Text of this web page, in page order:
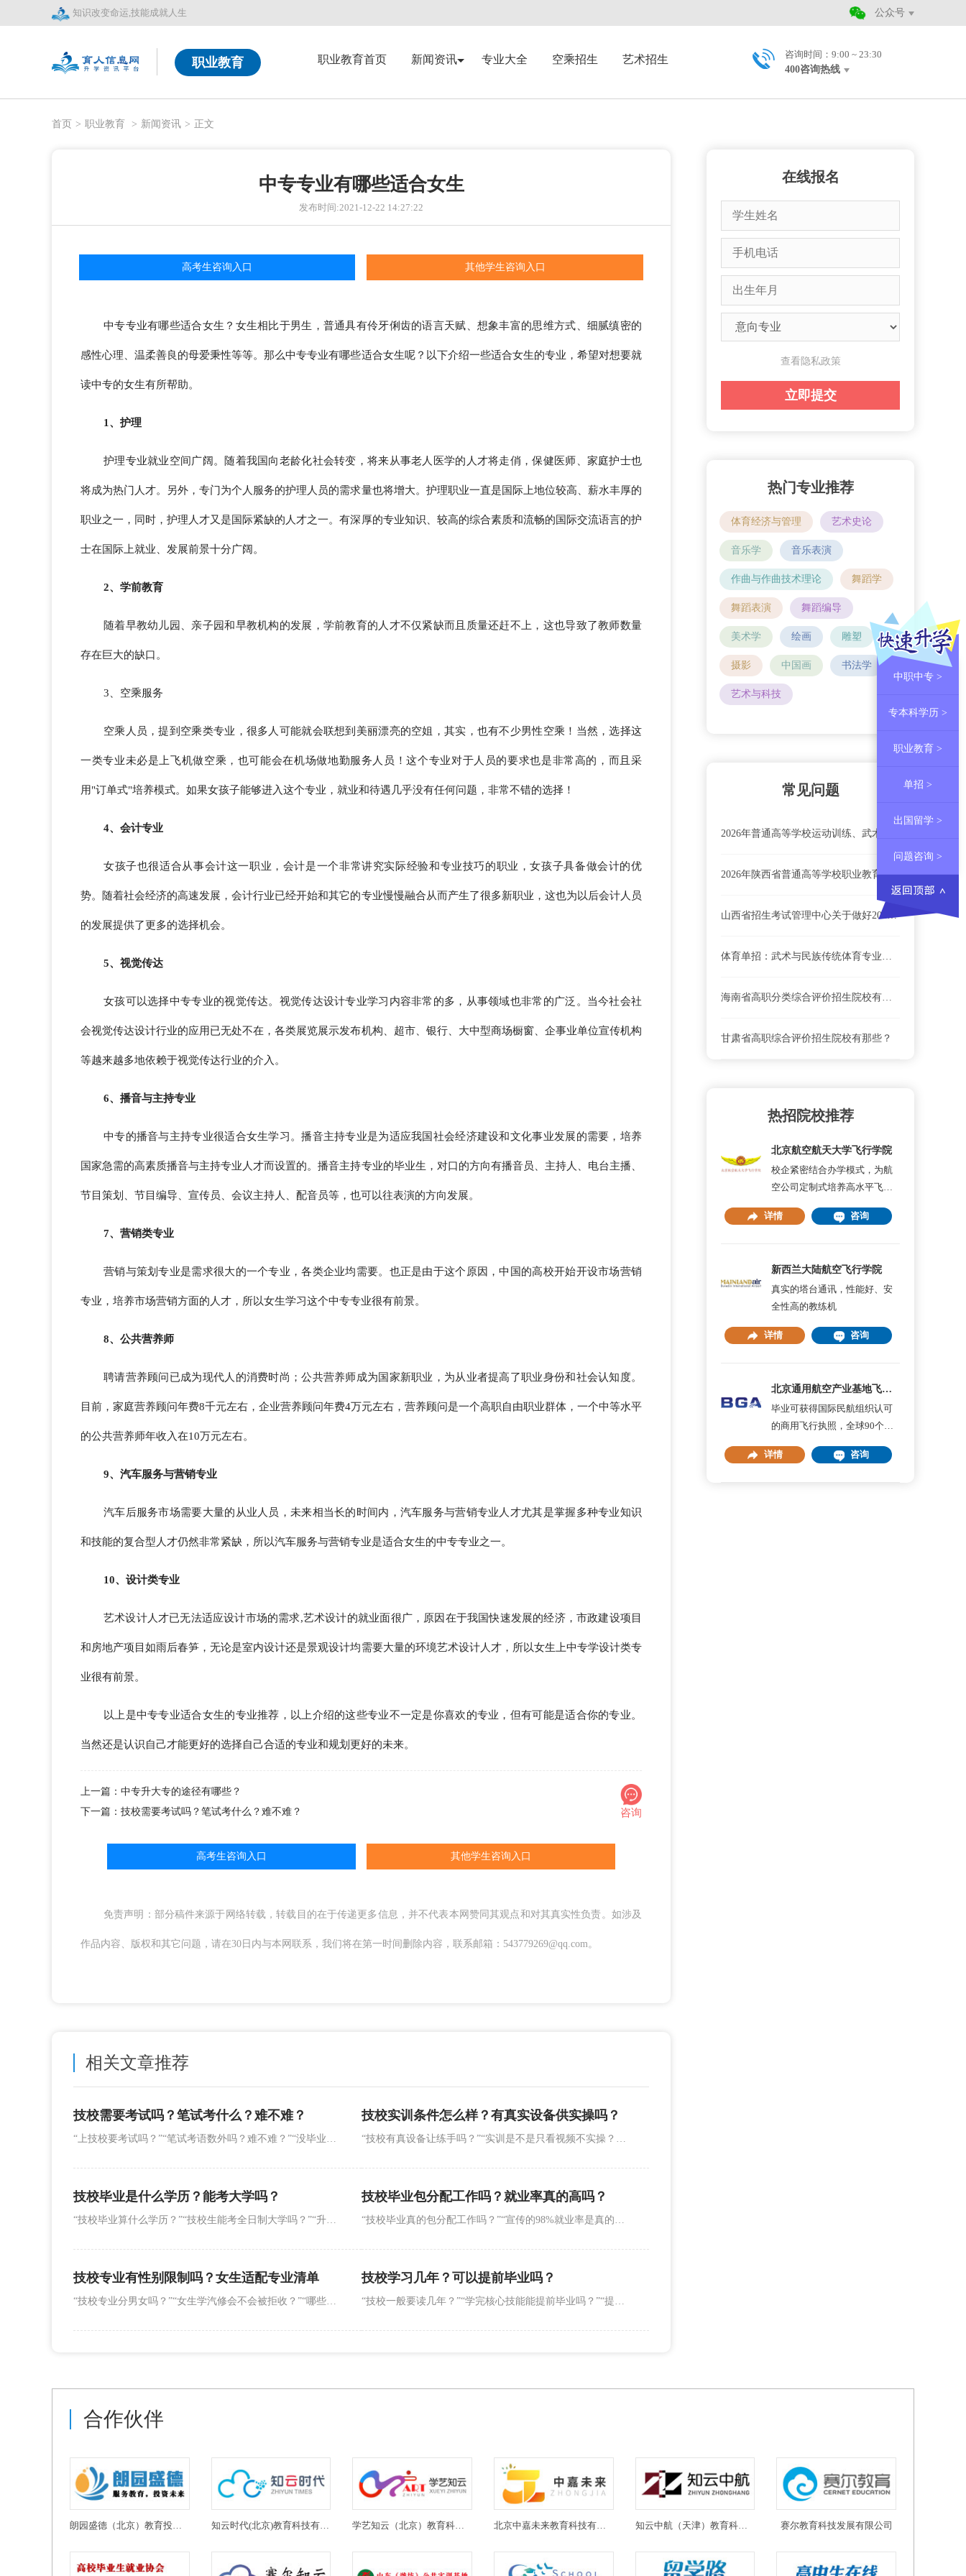
知识改变命运,技能成就人生 公众号
职业教育 职业教育首页 新闻资讯 专业大全 空乘招生 艺术招生
咨询时间：9:00 ~ 23:30
400咨询热线
首页 > 职业教育 > 新闻资讯 > 正文
中专专业有哪些适合女生
发布时间:2021-12-22 14:27:22
高考生咨询入口 其他学生咨询入口
中专专业有哪些适合女生？女生相比于男生，普通具有伶牙俐齿的语言天赋、想象丰富的思维方式、细腻缜密的
感性心理、温柔善良的母爱秉性等等。那么中专专业有哪些适合女生呢？以下介绍一些适合女生的专业，希望对想要就
读中专的女生有所帮助。
1、护理
护理专业就业空间广阔。随着我国向老龄化社会转变，将来从事老人医学的人才将走俏，保健医师、家庭护士也
将成为热门人才。另外，专门为个人服务的护理人员的需求量也将增大。护理职业一直是国际上地位较高、薪水丰厚的
职业之一，同时，护理人才又是国际紧缺的人才之一。有深厚的专业知识、较高的综合素质和流畅的国际交流语言的护
士在国际上就业、发展前景十分广阔。
2、学前教育
随着早教幼儿园、亲子园和早教机构的发展，学前教育的人才不仅紧缺而且质量还赶不上，这也导致了教师数量
存在巨大的缺口。
3、空乘服务
空乘人员，提到空乘类专业，很多人可能就会联想到美丽漂亮的空姐，其实，也有不少男性空乘！当然，选择这
一类专业未必是上飞机做空乘，也可能会在机场做地勤服务人员！这个专业对于人员的要求也是非常高的，而且采
用"订单式"培养模式。如果女孩子能够进入这个专业，就业和待遇几乎没有任何问题，非常不错的选择！
4、会计专业
女孩子也很适合从事会计这一职业，会计是一个非常讲究实际经验和专业技巧的职业，女孩子具备做会计的优
势。随着社会经济的高速发展，会计行业已经开始和其它的专业慢慢融合从而产生了很多新职业，这也为以后会计人员
的发展提供了更多的选择机会。
5、视觉传达
女孩可以选择中专专业的视觉传达。视觉传达设计专业学习内容非常的多，从事领域也非常的广泛。当今社会社
会视觉传达设计行业的应用已无处不在，各类展览展示发布机构、超市、银行、大中型商场橱窗、企事业单位宣传机构
等越来越多地依赖于视觉传达行业的介入。
6、播音与主持专业
中专的播音与主持专业很适合女生学习。播音主持专业是为适应我国社会经济建设和文化事业发展的需要，培养
国家急需的高素质播音与主持专业人才而设置的。播音主持专业的毕业生，对口的方向有播音员、主持人、电台主播、
节目策划、节目编导、宣传员、会议主持人、配音员等，也可以往表演的方向发展。
7、营销类专业
营销与策划专业是需求很大的一个专业，各类企业均需要。也正是由于这个原因，中国的高校开始开设市场营销
专业，培养市场营销方面的人才，所以女生学习这个中专专业很有前景。
8、公共营养师
聘请营养顾问已成为现代人的消费时尚；公共营养师成为国家新职业，为从业者提高了职业身份和社会认知度。
目前，家庭营养顾问年费8千元左右，企业营养顾问年费4万元左右，营养顾问是一个高职自由职业群体，一个中等水平
的公共营养师年收入在10万元左右。
9、汽车服务与营销专业
汽车后服务市场需要大量的从业人员，未来相当长的时间内，汽车服务与营销专业人才尤其是掌握多种专业知识
和技能的复合型人才仍然非常紧缺，所以汽车服务与营销专业是适合女生的中专专业之一。
10、设计类专业
艺术设计人才已无法适应设计市场的需求,艺术设计的就业面很广，原因在于我国快速发展的经济，市政建设项目
和房地产项目如雨后春笋，无论是室内设计还是景观设计均需要大量的环境艺术设计人才，所以女生上中专学设计类专
业很有前景。
以上是中专专业适合女生的专业推荐，以上介绍的这些专业不一定是你喜欢的专业，但有可能是适合你的专业。
当然还是认识自己才能更好的选择自己合适的专业和规划更好的未来。
上一篇：中专升大专的途径有哪些？
下一篇：技校需要考试吗？笔试考什么？难不难？
咨询
高考生咨询入口 其他学生咨询入口
免责声明：部分稿件来源于网络转载，转载目的在于传递更多信息，并不代表本网赞同其观点和对其真实性负责。如涉及
作品内容、版权和其它问题，请在30日内与本网联系，我们将在第一时间删除内容，联系邮箱：543779269@qq.com。
相关文章推荐
技校需要考试吗？笔试考什么？难不难？
“上技校要考试吗？”“笔试考语数外吗？难不难？”“没毕业能考吗？”这是考生和家长报考技校时最关心的准入问题。实则技校并非“零门槛”，但考试难度远低于普高和中考，且侧重“基础能力+专业适配”。2024年调研显示，90%的技校有入学考核，其中70%以笔试+面试结合形式进行，仅少数技能拔尖者可免试。
技校实训条件怎么样？有真实设备供实操吗？
“技校有真设备让练手吗？”“实训是不是只看视频不实操？”“设备是不是都是淘汰的旧机器？”这是考生和家长考察技校时最关心的核心问题。实则正规技校的实训条件远超“看视频、用模型”的刻板印象，多数优质技校配备与企业同步的真实设备，实操课时占比超50%。2024年调研显示，80%的公办技校和70%的优质民办技校，实训设备能满足“一人一机”实操需求，设备更新周期与行业同步。
技校毕业是什么学历？能考大学吗？
“技校毕业算什么学历？”“技校生能考全日制大学吗？”“升学只能选专科吗？”这是技校生和家长最关心的学历与升学问题。实则技校毕业学历分“学历教育”和“非学历教育”两类，且升学通道早已多元化，不仅能考专科，更能通过职教高考冲刺本科。2024年数据显示，全国技校生升学比例达38%，其中23%成功考入本科院校。
技校毕业包分配工作吗？就业率真的高吗？
“技校毕业真的包分配工作吗？”“宣传的98%就业率是真的吗？”“分配的工作是流水线吗？”这是考生和家长选择技校时最关心的就业保障问题。实则“包分配”已升级为更灵活的“就业保障体系”，而高就业率多集中在技能对口的热门专业。2024年全国技校平均就业率达92%，其中机械、护理等刚需专业超95%，但也存在部分专业“数据注水”情况。
技校专业有性别限制吗？女生适配专业清单
“技校专业分男女吗？”“女生学汽修会不会被拒收？”“哪些技校专业适合女生，就业还稳定？”这是女生及家长报考技校时最纠结的问题。实则技校90%以上专业无性别限制，仅少数高强度、特殊场景专业有隐性偏好，且女生在多个领域展现出独特优势。2024年数据显示，技校女生就业率达94%，部分专业（如护理、电商）女生就业率甚至超98%。
技校学习几年？可以提前毕业吗？
“技校一般要读几年？”“学完核心技能能提前毕业吗？”“提前毕业会影响学历和就业吗？”这是考生和家长报考技校时关注的关键时间问题。实则技校学制有明确标准，多数专业为2-3年，且部分院校支持提前毕业，2024年调研显示，约15%的技校开通提前毕业通道，通过率达60%。
在线报名
查看隐私政策
热门专业推荐
体育经济与管理 艺术史论
音乐学 音乐表演
作曲与作曲技术理论 舞蹈学
舞蹈表演 舞蹈编导
美术学 绘画 雕塑
摄影 中国画 书法学
艺术与科技
常见问题
2026年陕西省普通高等学校职业教育单独招生报名及考试工作实施办法
山西省招生考试管理中心关于做好2026年全省在岗乡村医生实行高职院校单独招生工作的通知
体育单招：武术与民族传统体育专业大学排名
海南省高职分类综合评价招生院校有哪些？
甘肃省高职综合评价招生院校有那些？
热招院校推荐
北京航空航天大学飞行学院
校企紧密结合办学模式，为航
空公司定制式培养高水平飞行
详情
咨询
新西兰大陆航空飞行学院
真实的塔台通讯，性能好、安
全性高的教练机
详情 咨询
北京通用航空产业基地飞行员培训
毕业可获得国际民航组织认可
的商用飞行执照，全球90个国
详情
咨询
合作伙伴
朗园盛德（北京）教育投资有限公司 知云时代(北京)教育科技有限公司 学艺知云（北京）教育科技有限公司 北京中嘉未来教育科技有限公司 知云中航（天津）教育科技有限公司 赛尔教育科技发展有限公司
中职中专 >
专本科学历 >
职业教育 >
单招 >
出国留学 >
问题咨询 >